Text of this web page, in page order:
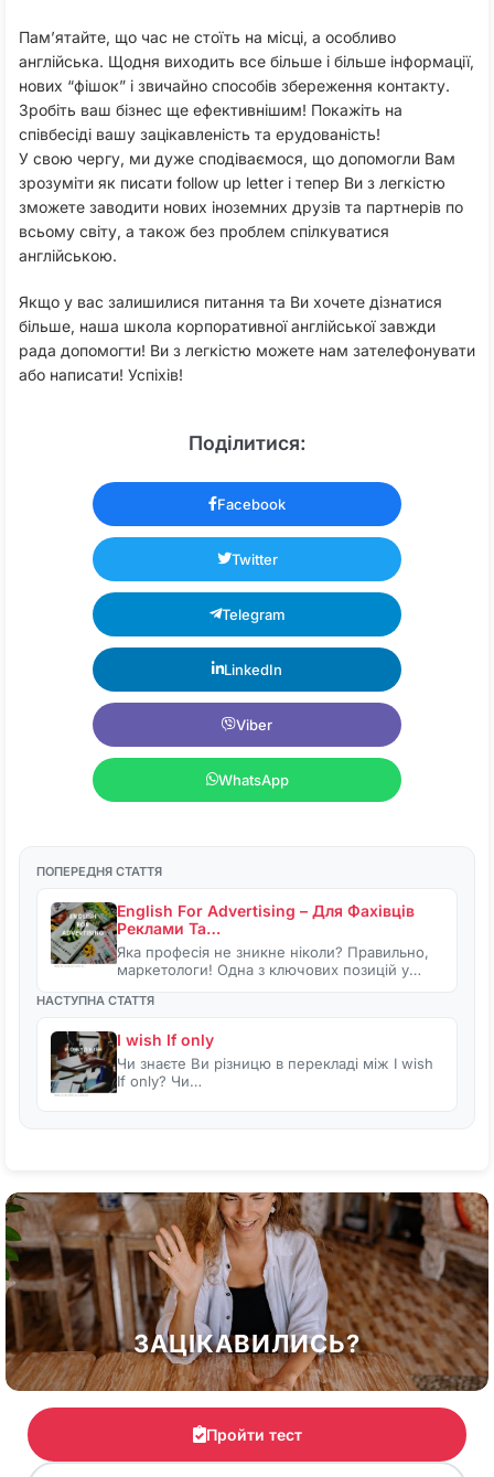
Пам’ятайте, що час не стоїть на місці, а особливо
англійська. Щодня виходить все більше і більше інформації,
нових “фішок” і звичайно способів збереження контакту.
Зробіть ваш бізнес ще ефективнішим! Покажіть на
співбесіді вашу зацікавленість та ерудованість!
У свою чергу, ми дуже сподіваємося, що допомогли Вам
зрозуміти як писати follow up letter і тепер Ви з легкістю
зможете заводити нових іноземних друзів та партнерів по
всьому світу, а також без проблем спілкуватися
англійською.
Якщо у вас залишилися питання та Ви хочете дізнатися
більше, наша школа корпоративної англійської завжди
рада допомогти! Ви з легкістю можете нам зателефонувати
або написати! Успіхів!
Поділитися:
Facebook
Twitter
Telegram
LinkedIn
Viber
WhatsApp
ПОПЕРЕДНЯ СТАТТЯ
English For Advertising – Для Фахівців
Реклами Та…
Яка професія не зникне ніколи? Правильно,
маркетологи! Одна з ключових позицій у…
НАСТУПНА СТАТТЯ
I wish If only
Чи знаєте Ви різницю в перекладі між I wish
If only? Чи…
ЗАЦІКАВИЛИСЬ?
Пройти тест